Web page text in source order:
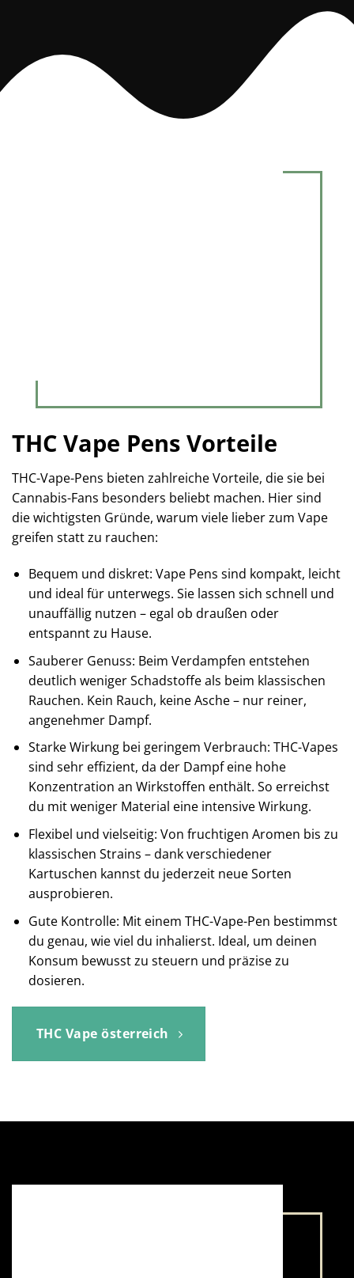
THC Vape Pens Vorteile
THC-Vape-Pens bieten zahlreiche Vorteile, die sie bei
Cannabis-Fans besonders beliebt machen. Hier sind
die wichtigsten Gründe, warum viele lieber zum Vape
greifen statt zu rauchen:
Bequem und diskret: Vape Pens sind kompakt, leicht
und ideal für unterwegs. Sie lassen sich schnell und
unauffällig nutzen – egal ob draußen oder
entspannt zu Hause.
Sauberer Genuss: Beim Verdampfen entstehen
deutlich weniger Schadstoffe als beim klassischen
Rauchen. Kein Rauch, keine Asche – nur reiner,
angenehmer Dampf.
Starke Wirkung bei geringem Verbrauch: THC-Vapes
sind sehr effizient, da der Dampf eine hohe
Konzentration an Wirkstoffen enthält. So erreichst
du mit weniger Material eine intensive Wirkung.
Flexibel und vielseitig: Von fruchtigen Aromen bis zu
klassischen Strains – dank verschiedener
Kartuschen kannst du jederzeit neue Sorten
ausprobieren.
Gute Kontrolle: Mit einem THC-Vape-Pen bestimmst
du genau, wie viel du inhalierst. Ideal, um deinen
Konsum bewusst zu steuern und präzise zu
dosieren.
THC Vape österreich